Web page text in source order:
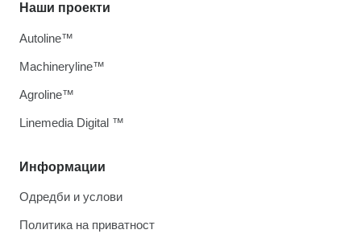
Информации
Одредби и услови
Политика на приватност
Наши проекти
Autoline™
Machineryline™
Agroline™
Linemedia Digital ™